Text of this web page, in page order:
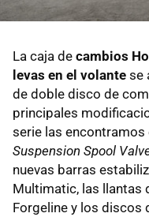
La caja de cambios
levas en el volante se
de doble disco de
principales
serie las
Suspension Spool
nuevas barras
Multimatic, las llantas
Forgeline y los discos